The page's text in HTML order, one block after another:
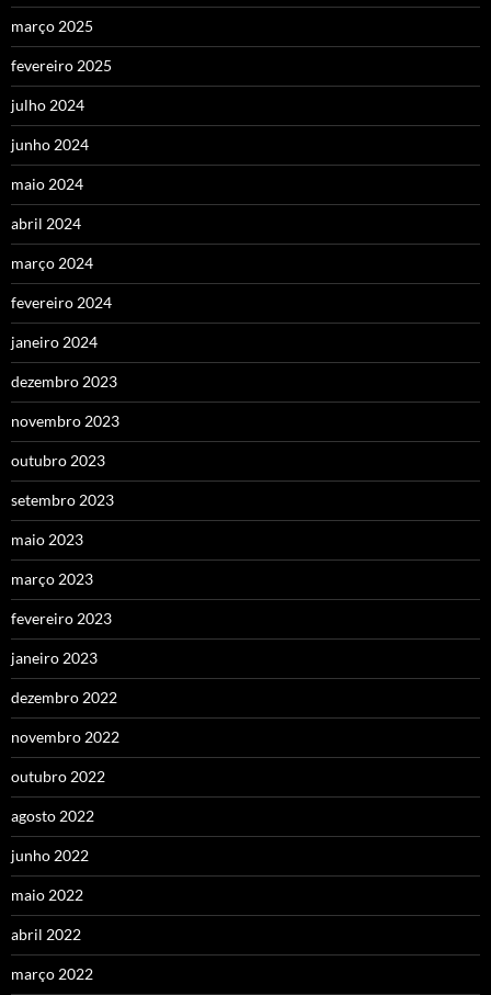
março 2025
fevereiro 2025
julho 2024
junho 2024
maio 2024
abril 2024
março 2024
fevereiro 2024
janeiro 2024
dezembro 2023
novembro 2023
outubro 2023
setembro 2023
maio 2023
março 2023
fevereiro 2023
janeiro 2023
dezembro 2022
novembro 2022
outubro 2022
agosto 2022
junho 2022
maio 2022
abril 2022
março 2022